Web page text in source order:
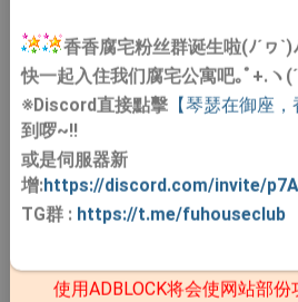
香香腐宅粉丝群诞生啦(ﾉ´ヮ`)
快一起入住我们腐宅公寓吧｡ﾟ+.ヽ
※Discord直接點擊【琴瑟在御座，
到啰~!!
或是伺服器新
增:https://discord.com/invite/
TG群: https://t.me/fuhouseclub
使用ADBLOCK将会使网站部